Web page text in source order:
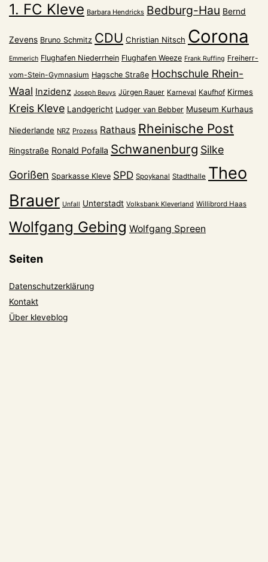
1. FC Kleve Barbara Hendricks Bedburg-Hau Bernd
Zevens Bruno Schmitz CDU Christian Nitsch Corona
Emmerich Flughafen Niederrhein Flughafen Weeze Frank Ruffing Freiherr-
vom-Stein-Gymnasium Hagsche Straße Hochschule Rhein-
Waal Inzidenz Joseph Beuys Jürgen Rauer Karneval Kaufhof Kirmes
Kreis Kleve Landgericht Ludger van Bebber Museum Kurhaus
Niederlande NRZ Prozess Rathaus Rheinische Post
Ringstraße Ronald Pofalla Schwanenburg Silke
Gorißen Sparkasse Kleve SPD Spoykanal Stadthalle Theo
Brauer Unfall Unterstadt Volksbank Kleverland Willibrord Haas
Wolfgang Gebing Wolfgang Spreen
Seiten
Datenschutzerklärung
Kontakt
Über kleveblog